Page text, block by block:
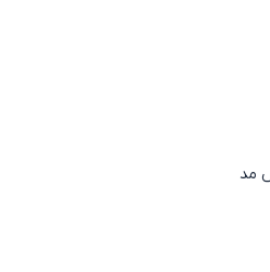
می‌گردد:
در این دسته‌بندی است که
و بافت آن به گونه‌ای است
می‌گیرد. این بلوزها بر
دسته‌های زیر تقسیم می‌شوند:
مد